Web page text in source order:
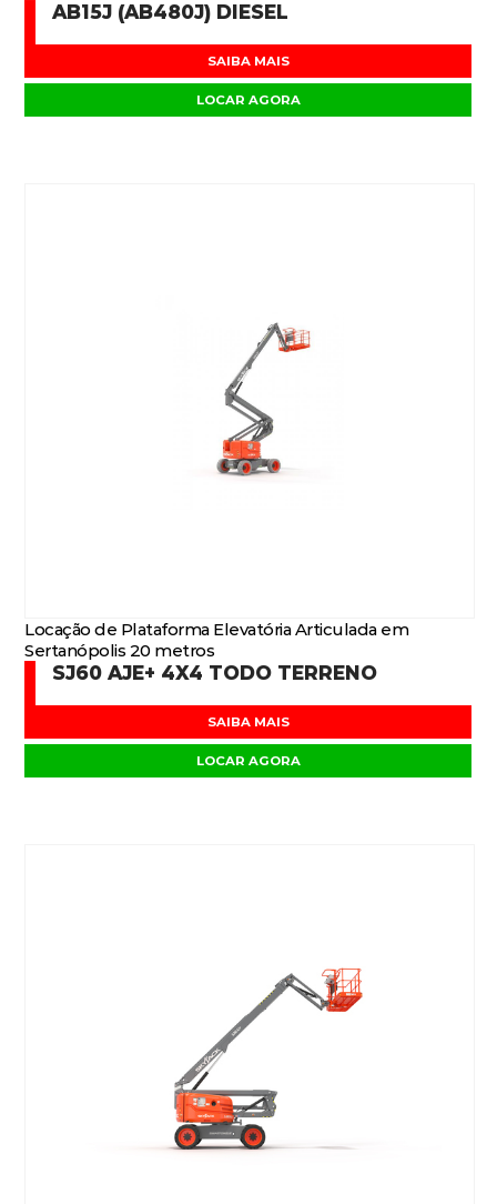
AB15J (AB480J) DIESEL
SAIBA MAIS
LOCAR AGORA
Locação de Plataforma Elevatória Articulada em
Sertanópolis 20 metros
SJ60 AJE+ 4X4 TODO TERRENO
SAIBA MAIS
LOCAR AGORA